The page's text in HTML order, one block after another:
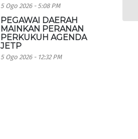
5 Ogo 2026 - 5:08 PM
PEGAWAI DAERAH
MAINKAN PERANAN
PERKUKUH AGENDA
JETP
5 Ogo 2026 - 12:32 PM